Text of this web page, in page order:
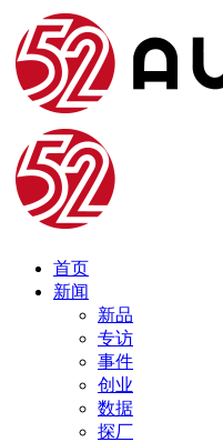
首页
新闻
新品
专访
事件
创业
数据
探厂